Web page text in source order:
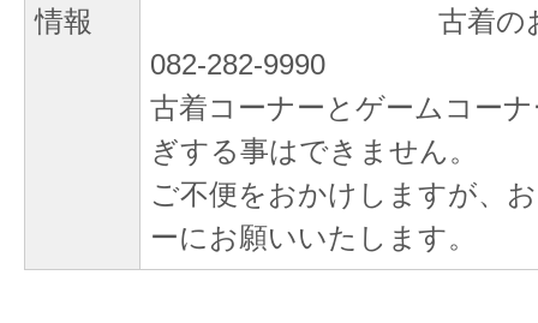
情報
古着のお問い合
082-282-9990
古着コーナーとゲームコー
ぎする事はできません。
ご不便をおかけしますが、
ーにお願いいたします。